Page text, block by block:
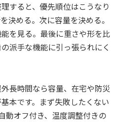
すると、優先順位はこうなり
決める。次に容量を決める。
を見る。最後に重さや形を比
派手な機能に引っ張られにく
長時間なら容量、在宅や防災
本です。まず失敗したくない
動オフ付き、温度調整付きの